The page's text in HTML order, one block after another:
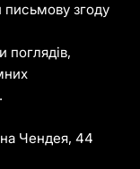
письмову згоду
поглядів,
Чендея, 44